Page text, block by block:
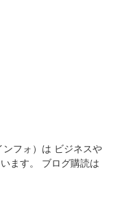
フォ）は ビジネスや
ます。
ブログ購読は